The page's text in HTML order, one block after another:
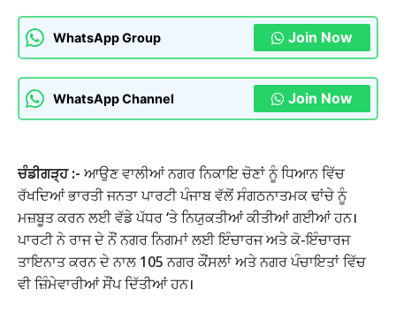
WhatsApp Group Join Now
WhatsApp Channel Join Now
ਚੰਡੀਗੜ੍ਹ :- ਆਉਣ ਵਾਲੀਆਂ ਨਗਰ ਨਿਕਾਇ ਚੋਣਾਂ ਨੂੰ ਧਿਆਨ ਵਿੱਚ
ਰੱਖਦਿਆਂ ਭਾਰਤੀ ਜਨਤਾ ਪਾਰਟੀ ਪੰਜਾਬ ਵੱਲੋਂ ਸੰਗਠਨਾਤਮਕ ਢਾਂਚੇ ਨੂੰ
ਮਜ਼ਬੂਤ ਕਰਨ ਲਈ ਵੱਡੇ ਪੱਧਰ ‘ਤੇ ਨਿਯੁਕਤੀਆਂ ਕੀਤੀਆਂ ਗਈਆਂ ਹਨ।
ਪਾਰਟੀ ਨੇ ਰਾਜ ਦੇ ਨੌਂ ਨਗਰ ਨਿਗਮਾਂ ਲਈ ਇੰਚਾਰਜ ਅਤੇ ਕੋ-ਇੰਚਾਰਜ
ਤਾਇਨਾਤ ਕਰਨ ਦੇ ਨਾਲ 105 ਨਗਰ ਕੌਂਸਲਾਂ ਅਤੇ ਨਗਰ ਪੰਚਾਇਤਾਂ ਵਿੱਚ
ਵੀ ਜ਼ਿੰਮੇਵਾਰੀਆਂ ਸੌਂਪ ਦਿੱਤੀਆਂ ਹਨ।